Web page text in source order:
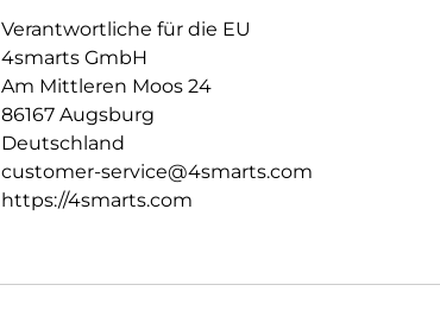
Verantwortliche für die EU
4smarts GmbH
Am Mittleren Moos 24
86167 Augsburg
Deutschland
customer-service@4smarts.com
https://4smarts.com